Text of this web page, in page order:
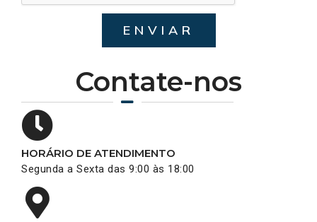
Contate-nos
HORÁRIO DE ATENDIMENTO
Segunda a Sexta das 9:00 às 18:00
ENVIAR